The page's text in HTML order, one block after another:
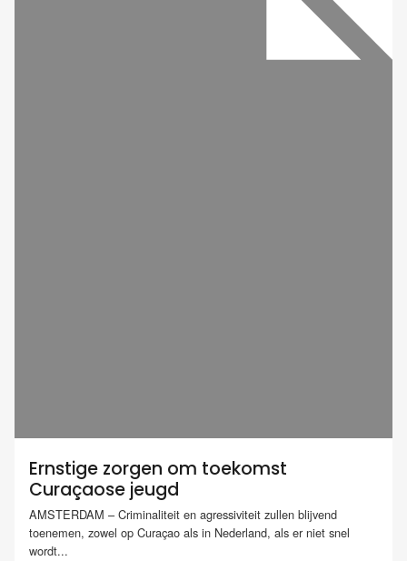
Ernstige zorgen om toekomst
Curaçaose jeugd
AMSTERDAM – Criminaliteit en agressiviteit zullen blijvend
toenemen, zowel op Curaçao als in Nederland, als er niet snel
wordt...